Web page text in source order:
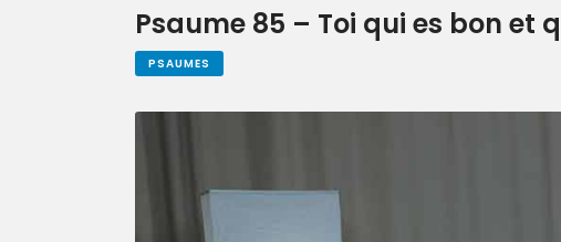
Psaume 85 – Toi qui es bon et
PSAUMES